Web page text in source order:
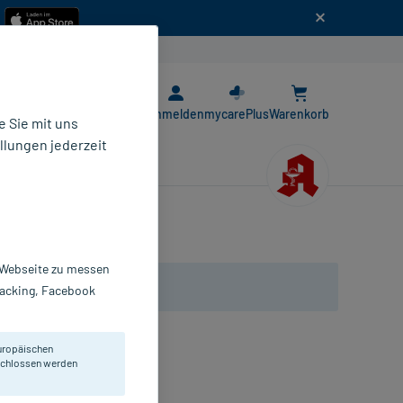
AnmeldenmycarePlusWarenkorb
Sie mit uns
jederzeit
zu messen
Facebook
werden